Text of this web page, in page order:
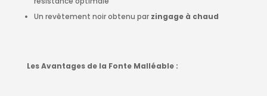
Un revêtement noir obtenu par zingage à chaud
Les Avantages de la Fonte Malléable :